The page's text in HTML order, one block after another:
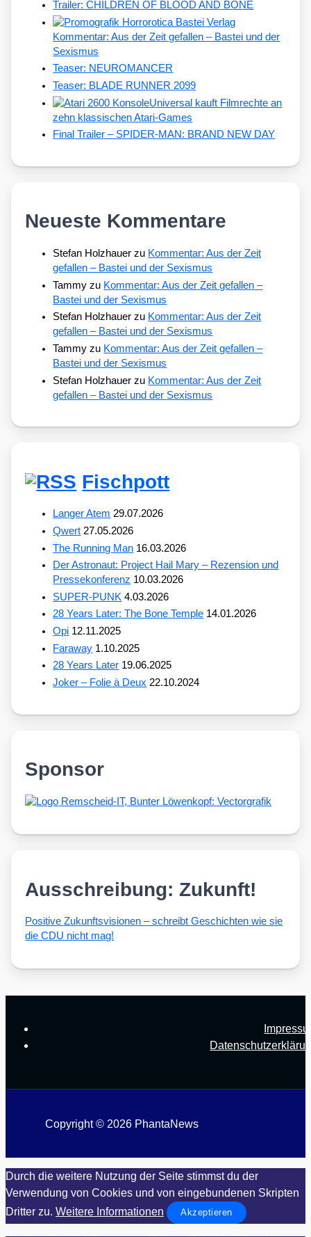
Trailer: CHILDREN OF BLOOD AND BONE
Kommentar: Aus der Zeit gefallen – Bastei und der
Sexismus
Teaser: NEUROMANCER
Teaser: BLADE RUNNER 2099
Universal kauft Filmrechte an
zehn klassischen Atari-Games
Final Trailer – SPIDER-MAN: BRAND NEW DAY
Neueste Kommentare
Stefan Holzhauer zu Kommentar: Aus der Zeit
gefallen – Bastei und der Sexismus
Tammy zu Kommentar: Aus der Zeit gefallen –
Bastei und der Sexismus
Stefan Holzhauer zu Kommentar: Aus der Zeit
gefallen – Bastei und der Sexismus
Tammy zu Kommentar: Aus der Zeit gefallen –
Bastei und der Sexismus
Stefan Holzhauer zu Kommentar: Aus der Zeit
gefallen – Bastei und der Sexismus
Fischpott
Langer Atem 29.07.2026
Qwert 27.05.2026
The Running Man 16.03.2026
Der Astronaut: Project Hail Mary – Rezension und
Pressekonferenz 10.03.2026
SUPER-PUNK 4.03.2026
28 Years Later: The Bone Temple 14.01.2026
Opi 12.11.2025
Faraway 1.10.2025
28 Years Later 19.06.2025
Joker – Folie à Deux 22.10.2024
Sponsor
Ausschreibung: Zukunft!
Posi­ti­ve Zukunfts­vi­sio­nen – schreibt Geschich­ten wie sie
die CDU nicht mag!
Copyright © 2026 PhantaNews
Durch die weitere Nutzung der Seite stimmst du der
Verwendung von Cookies und von eingebundenen Skripten
Dritter zu. Weitere Informationen Akzeptieren